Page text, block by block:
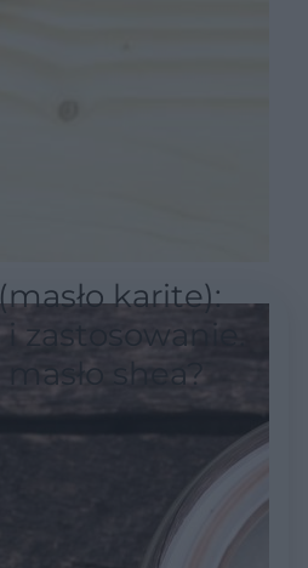
karite):
zastosowanie.
shea?